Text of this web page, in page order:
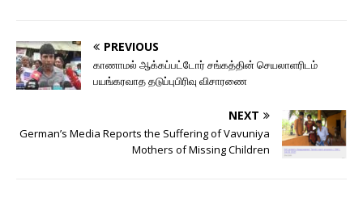
PREVIOUS
காணாமல் ஆக்கப்பட்டோர் சங்கத்தின் செயலாளரிடம்
பயங்கரவாத தடுப்புபிரிவு விசாரணை
NEXT
German’s Media Reports the Suffering of Vavuniya
Mothers of Missing Children